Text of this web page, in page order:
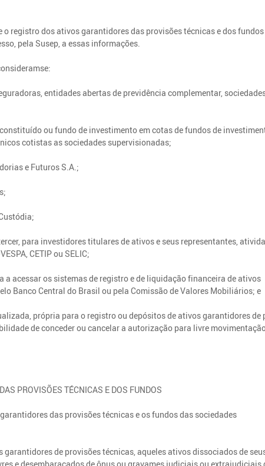
registro dos ativos garantidores das provisões técnicas e dos
pela Susep, a essas informações.
entidades abertas de previdência complementar,
ou fundo de investimento em cotas de fundos de
cotistas as sociedades supervisionadas;
e Futuros S.A.;
para investidores titulares de ativos e seus representantes,
CETIP ou SELIC;
acessar os sistemas de registro e de liquidação financeira de ativos
Banco Central do Brasil ou pela Comissão de Valores Mobiliários; e
própria para o registro ou depósitos de ativos garantidores de
de conceder ou cancelar a autorização para livre
PROVISÕES TÉCNICAS E DOS FUNDOS
das provisões técnicas e os fundos das sociedades
garantidores de provisões técnicas, aqueles ativos dissociados de